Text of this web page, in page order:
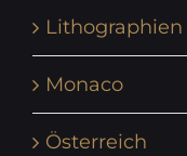
Lithographien
Monaco
Österreich